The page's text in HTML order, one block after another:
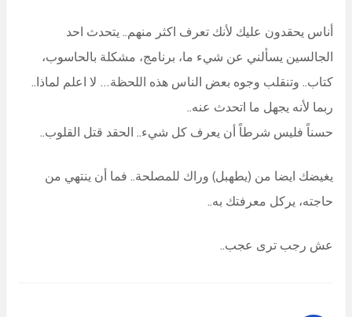
أناس يحقدون عليك لأنك تعرف اكثر منهم.. يتحدث احد
الجالسين يسألني عن شيء ما، برنامج، مشكلة بالحاسوب،
كتاب.. وتنقلب وجوه بعض الناس هذه اللحظة… لا اعلم لماذا..
ربما لأنه يجهل ما اتحدث عنه..
حسناً فليس شرطاً أن يعرف كل شيء.. الحقد قتل القلوب..
يغيضك ايضا من (يطهبل) وراك للمصلحة.. فما أن ينتهي من
حاجته، يركل معرفتك به..
عش رجب ترى عجب..